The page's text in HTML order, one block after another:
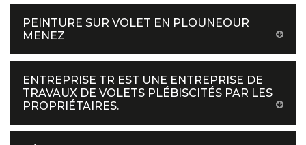
PEINTURE SUR VOLET EN PLOUNEOUR
MENEZ
ENTREPRISE TR EST UNE ENTREPRISE DE
TRAVAUX DE VOLETS PLÉBISCITÉS PAR LES
PROPRIÉTAIRES.